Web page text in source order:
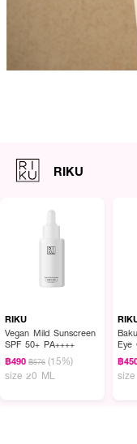
โฟมนมเกาหลีสูตรอ่อนโยน ช่
ความชุ่มชื้น ไม่ทำให้ผิวแห้งตึ
สบายผิวทุกครั้งที่ใช้ เผยผิวที่
● RIKU เฟิร์ส มิลค์ เฟซ คลี
ที่มีคุณค่าบำรุงมากกว่านมวัวทั่ว
● ช่วยให้ผิวแลดูกระจ่างใส สุ
RIKU
RIKU
Vegan Mild Sunscreen
SPF 50+ PA++++
฿490 ฿576 (15%)
size 20 ML
Eye
฿
size